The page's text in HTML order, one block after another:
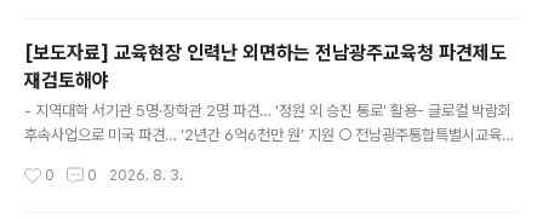
지에 대한 설명을 단 한 줄도 담지 않았다. 선거 과정에서 시민사회와의 협치를 공언
하고, 당선 이후 인수위 내 ‘시민소통위원회’까지 요란하게 꾸렸지만, 결과적으로 시
민을 대하는 태도는 ‘불통’과 ‘독선’ 그 자체였다. ○ 인수위는 거대해진 특별시교육감
의 권한을 견제하고 교..
[보도자료] 교육현장 인력난 외면하는 전남광주교육청 파견제도
재검토해야
- 지역대학 서기관 5명·장학관 2명 파견… '정원 외 승진 통로' 활용- 글로컬 박람회
후속사업으로 미국 파견… ‘2년간 6억6천만 원’ 지원 ○ 전남광주통합특별시교육청
실상 승진 통로로 활용되고 있다는 지적이 공직사회 안팎에서 제기되고 있다. ○ 전
0 0 2026. 8. 3.